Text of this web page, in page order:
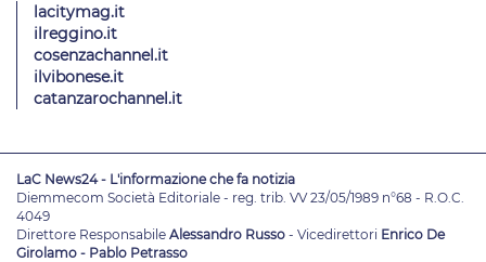
lacitymag.it
ilreggino.it
cosenzachannel.it
ilvibonese.it
catanzarochannel.it
LaC News24 - L'informazione che fa notizia
Diemmecom Società Editoriale - reg. trib. VV 23/05/1989 n°68 - R.O.C.
4049
Direttore Responsabile Alessandro Russo - Vicedirettori Enrico De
Girolamo - Pablo Petrasso